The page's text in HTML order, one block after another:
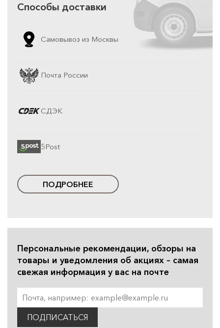
Способы доставки
Самовывоз из Москвы
Почта России
СДЭК
5Post
ПОДРОБНЕЕ
Персональные рекомендации, обзоры на
товары и уведомления об акциях – самая
свежая информация у вас на почте
ПОДПИСАТЬСЯ